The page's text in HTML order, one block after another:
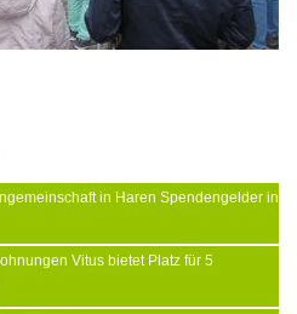
in Haren Spendengelder in
Vitus bietet Platz für 5